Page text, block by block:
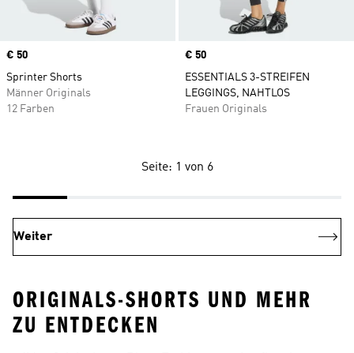
Price
€ 50
Sprinter Shorts
Männer Originals
12 Farben
Price
€ 50
ESSENTIALS 3-STREIFEN
LEGGINGS, NAHTLOS
Frauen Originals
Seite: 1 von 6
Weiter
ORIGINALS-SHORTS UND MEHR
ZU ENTDECKEN